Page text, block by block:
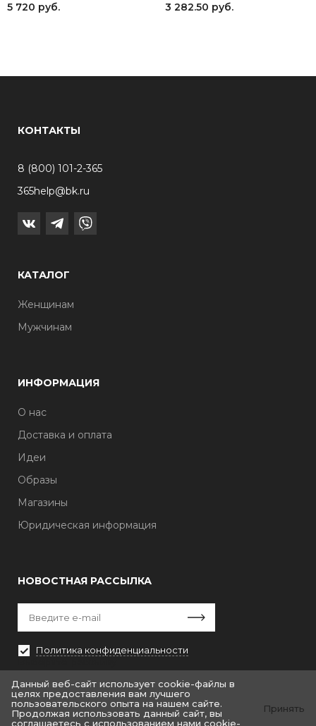
5 720 руб.
3 282.50 руб.
КОНТАКТЫ
8 (800) 101-2-365
365help@bk.ru
КАТАЛОГ
Женщинам
Мужчинам
ИНФОРМАЦИЯ
О нас
Доставка и оплата
Идеи
Образы
Магазины
Юридическая информация
НОВОСТНАЯ РАССЫЛКА
Политика конфиденциальности
Первая кампания
Данный веб-сайт использует cookie-файлы в
целях предоставления вам лучшего
пользовательского опыта на нашем сайте.
Продолжая использовать данный сайт, вы
соглашаетесь с использованием нами cookie-
Принять